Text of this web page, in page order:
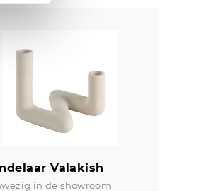
Valakish
in de showroom